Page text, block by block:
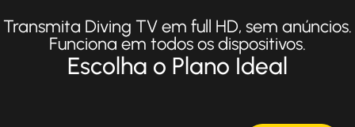
Transmita Diving TV em full HD, sem anúncios.
Funciona em todos os dispositivos.
Escolha o Plano Ideal